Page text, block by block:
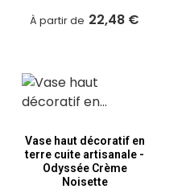
À partir de 22,48 €
Vase haut décoratif en
terre cuite artisanale -
Odyssée Crème
Noisette